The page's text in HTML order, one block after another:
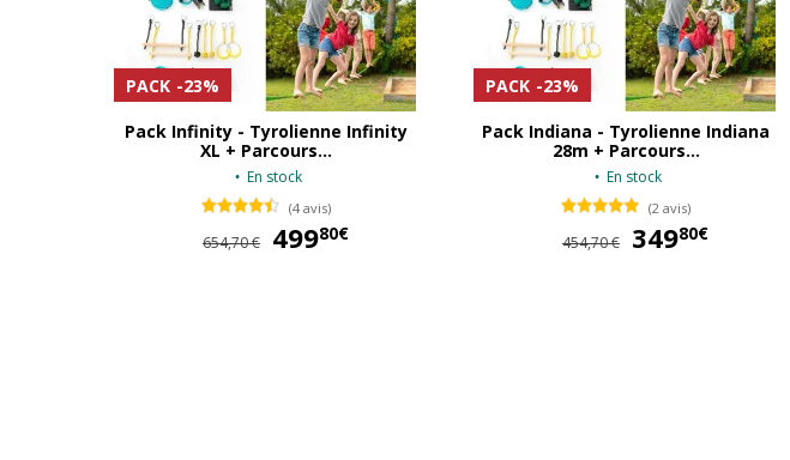
PACK -23%
Pack Infinity - Tyrolienne Infinity
XL + Parcours...
En stock
(4 avis)
654,70 € 49980€
PACK -23%
Pack Indiana - Tyrolienne Indiana
28m + Parcours...
En stock
(2 avis)
454,70 € 34980€